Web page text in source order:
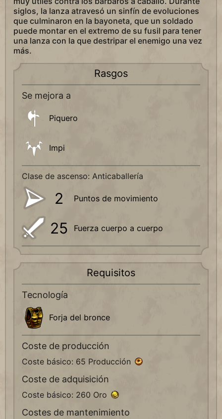
siglos, la lanza atravesó un sinfín de evoluciones
que culminaron en la bayoneta, que un soldado
puede montar en el extremo de su fusil para tener
una lanza con la que destripar el enemigo una vez
más.
Rasgos
Se mejora a
Piquero
Impi
Clase de ascenso: Anticaballería
2 Puntos de movimiento
25 Fuerza cuerpo a cuerpo
Requisitos
Tecnología
Forja del bronce
Coste de producción
Coste básico: 65 Producción
Coste de adquisición
Coste básico: 260 Oro
Costes de mantenimiento